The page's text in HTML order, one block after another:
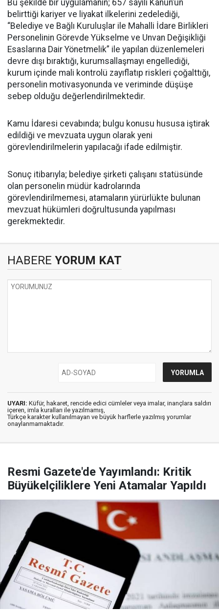
Bu şekilde bir uygulamanın; 657 sayılı Kanun’un
belirttiği kariyer ve liyakat ilkelerini zedelediği,
“Belediye ve Bağlı Kuruluşlar ile Mahalli İdare Birlikleri
Personelinin Görevde Yükselme ve Unvan Değişikliği
Esaslarına Dair Yönetmelik” ile yapılan düzenlemeleri
devre dışı bıraktığı, kurumsallaşmayı engellediği,
kurum içinde mali kontrolü zayıflatıp riskleri çoğalttığı,
personelin motivasyonunda ve veriminde düşüşe
sebep olduğu değerlendirilmektedir.
Kamu İdaresi cevabında; bulgu konusu hususa iştirak
edildiği ve mevzuata uygun olarak yeni
görevlendirilmelerin yapılacağı ifade edilmiştir.
Sonuç itibarıyla; belediye şirketi çalışanı statüsünde
olan personelin müdür kadrolarında
görevlendirilmemesi, atamaların yürürlükte bulunan
mevzuat hükümleri doğrultusunda yapılması
gerekmektedir.
HABERE YORUM KAT
UYARI: Küfür, hakaret, rencide edici cümleler veya imalar, inançlara saldırı
içeren, imla kuralları ile yazılmamış,
Türkçe karakter kullanılmayan ve büyük harflerle yazılmış yorumlar
onaylanmamaktadır.
Resmi Gazete'de Yayımlandı: Kritik
Büyükelçiliklere Yeni Atamalar Yapıldı